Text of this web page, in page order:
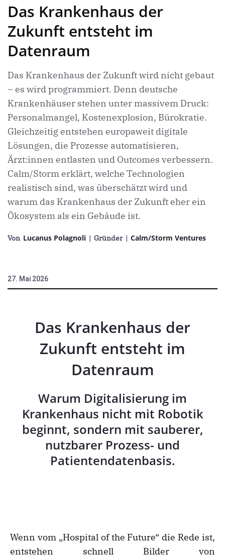
Das Krankenhaus der
Zukunft entsteht im
Datenraum
Das Krankenhaus der Zukunft wird nicht gebaut
– es wird programmiert. Denn deutsche
Krankenhäuser stehen unter massivem Druck:
Personalmangel, Kostenexplosion, Bürokratie.
Gleichzeitig entstehen europaweit digitale
Lösungen, die Prozesse automatisieren,
Ärzt:innen entlasten und Outcomes verbessern.
Calm/Storm erklärt, welche Technologien
realistisch sind, was überschätzt wird und
warum das Krankenhaus der Zukunft eher ein
Ökosystem als ein Gebäude ist.
Von Lucanus Polagnoli | Gründer | Calm/Storm Ventures
27. Mai 2026
Das Krankenhaus der
Zukunft entsteht im
Datenraum
Warum Digitalisierung im
Krankenhaus nicht mit Robotik
beginnt, sondern mit sauberer,
nutzbarer Prozess- und
Patientendatenbasis.
Wenn vom „Hospital of the Future“ die Rede ist,
entstehen schnell Bilder von